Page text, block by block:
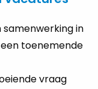
in
toenemende
vraag